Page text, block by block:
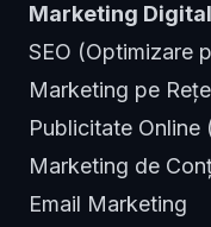
Marketing
SEO (Optimizare
Marketing pe
Publicitate
Marketing de
Email Marketing